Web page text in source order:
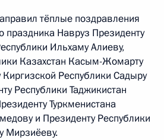
тёплые поздравления
праздника Навруз Президенту
Ильхаму Алиеву,
Казахстан Касым-Жомарту
Киргизской Республики Садыру
Республики Таджикистан
Туркменистана
и Президенту Республики
Мирзиёеву.